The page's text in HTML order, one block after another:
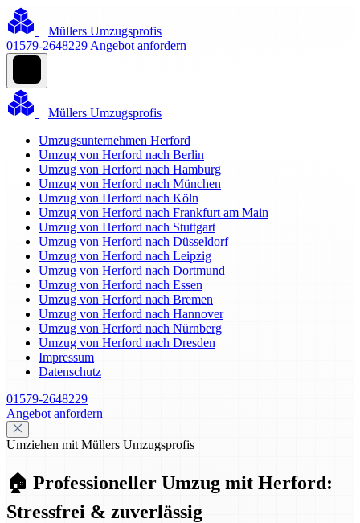
Müllers Umzugsprofis
01579-2648229 Angebot anfordern
Müllers Umzugsprofis
Umzugsunternehmen Herford
Umzug von Herford nach Berlin
Umzug von Herford nach Hamburg
Umzug von Herford nach München
Umzug von Herford nach Köln
Umzug von Herford nach Frankfurt am Main
Umzug von Herford nach Stuttgart
Umzug von Herford nach Düsseldorf
Umzug von Herford nach Leipzig
Umzug von Herford nach Dortmund
Umzug von Herford nach Essen
Umzug von Herford nach Bremen
Umzug von Herford nach Hannover
Umzug von Herford nach Nürnberg
Umzug von Herford nach Dresden
Impressum
Datenschutz
01579-2648229
Angebot anfordern
Umziehen mit Müllers Umzugsprofis
🏠 Professioneller Umzug mit Herford:
Stressfrei & zuverlässig